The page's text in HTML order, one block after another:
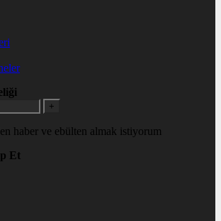
+
haber ve ebülten almak istiyorum
Et